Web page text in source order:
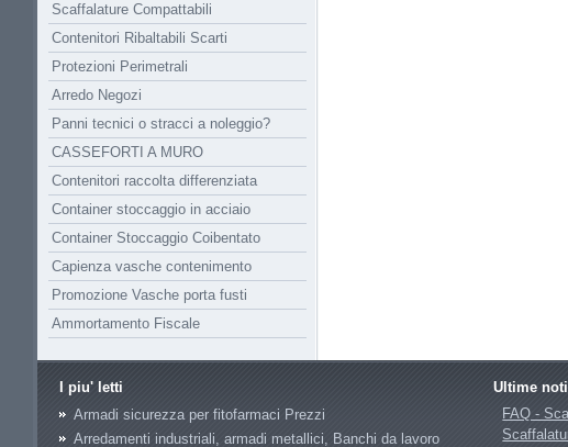
Scaffalature Compattabili
Contenitori Ribaltabili Scarti
Protezioni Perimetrali
Arredo Negozi
Panni tecnici o stracci a noleggio?
CASSEFORTI A MURO
Contenitori raccolta differenziata
Container stoccaggio in acciaio
Container Stoccaggio Coibentato
Capienza vasche contenimento
Promozione Vasche porta fusti
Ammortamento Fiscale
I piu' letti
Armadi sicurezza per fitofarmaci Prezzi
Arredamenti industriali, armadi metallici, Banchi da lavoro
Ultime
FAQ -